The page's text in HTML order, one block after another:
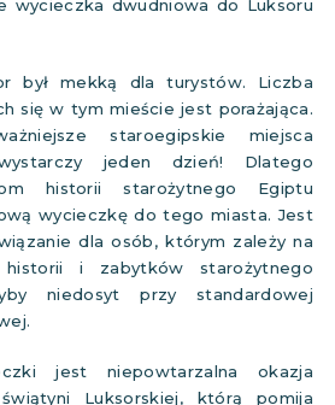
wycieczka dwudniowa do Luksoru
był mekką dla turystów. Liczba
się w tym mieście jest porażająca.
staroegipskie miejsca
jeden dzień! Dlatego
historii starożytnego Egiptu
wycieczkę do tego miasta. Jest
dla osób, którym zależy na
historii i zabytków starożytnego
niedosyt przy standardowej
jest niepowtarzalna okazja
Luksorskiej, którą pomija